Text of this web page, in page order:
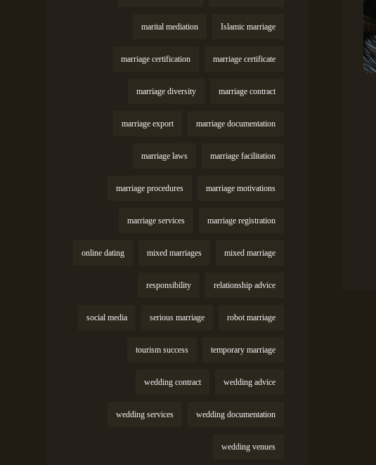
Islamic marriage
marital mediation
marriage certificate
marriage certification
marriage contract
marriage diversity
marriage documentation
marriage export
marriage facilitation
marriage laws
marriage motivations
marriage procedures
marriage registration
marriage services
mixed marriage
mixed marriages
online dating
relationship advice
responsibility
robot marriage
serious marriage
social media
temporary marriage
tourism success
wedding advice
wedding contract
wedding documentation
wedding services
wedding venues